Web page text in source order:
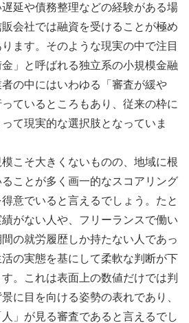
延や債務整理などの経験がある場
会社では融資を受けることが極め
ます。そのような現実の中で注目
」と呼ばれる独立系の小規模金融
の中にはいわゆる「審査が緩や
ているところもあり、従来の枠に
て現実的な選択肢となっていま
こそ大きくないものの、地域に根
ことが多く画一的なスコアリング
意でいると言えるでしょう。たと
がない人や、フリーランスで働い
の就労履歴しか持たない人であっ
の実態を基にして柔軟な判断が下
。これは表面上の数値だけでは判
に目を向ける姿勢の表れであり、
」が見る審査であると言えるでし